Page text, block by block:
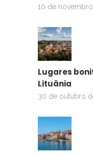
10 de
Lugares
Lituânia
30 de outubro